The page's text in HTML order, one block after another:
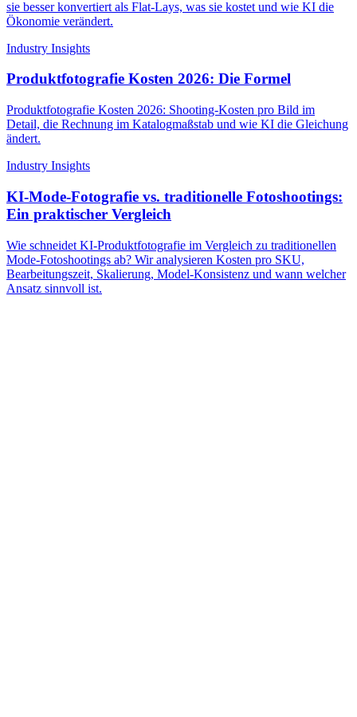
sie besser konvertiert als Flat-Lays, was sie kostet und wie KI die
Ökonomie verändert.
Industry Insights
Produktfotografie Kosten 2026: Die Formel
Produktfotografie Kosten 2026: Shooting-Kosten pro Bild im
Detail, die Rechnung im Katalogmaßstab und wie KI die Gleichung
ändert.
Industry Insights
KI-Mode-Fotografie vs. traditionelle Fotoshootings:
Ein praktischer Vergleich
Wie schneidet KI-Produktfotografie im Vergleich zu traditionellen
Mode-Fotoshootings ab? Wir analysieren Kosten pro SKU,
Bearbeitungszeit, Skalierung, Model-Konsistenz und wann welcher
Ansatz sinnvoll ist.